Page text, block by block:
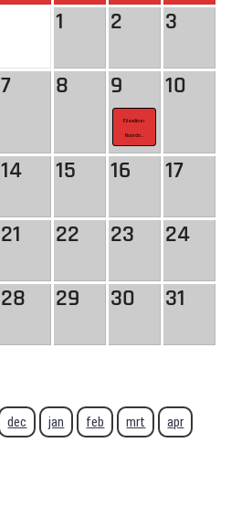
1 2 3
7 8 9
Eilandtoer
Noordo...
10
14 15 16 17
21 22 23 24
28 29 30 31
dec jan feb mrt apr